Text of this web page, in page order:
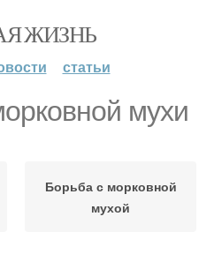
ЖИЗНЬ
статьи
мухи
Борьба с морковной
мухой